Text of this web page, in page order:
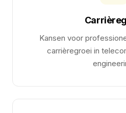
Kansen voor
carrièregroei in